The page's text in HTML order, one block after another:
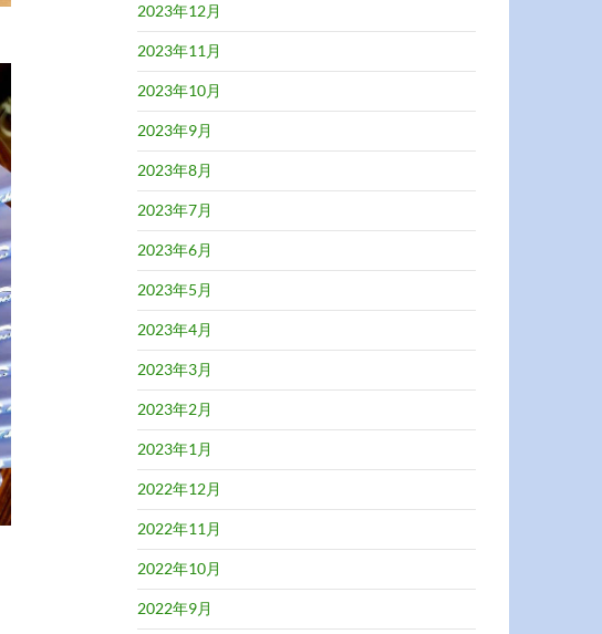
2023年12月
2023年11月
2023年10月
2023年9月
2023年8月
2023年7月
2023年6月
2023年5月
2023年4月
2023年3月
2023年2月
2023年1月
2022年12月
2022年11月
2022年10月
2022年9月